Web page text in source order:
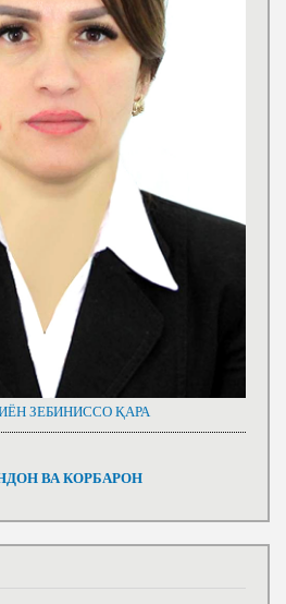
ЗЕБИНИССО ҚАРА
ВА КОРБАРОН